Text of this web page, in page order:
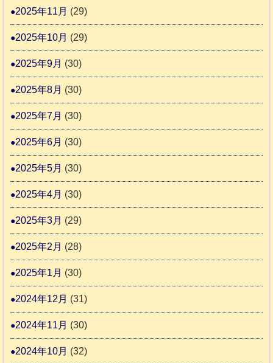
2025年11月 (29)
2025年10月 (29)
2025年9月 (30)
2025年8月 (30)
2025年7月 (30)
2025年6月 (30)
2025年5月 (30)
2025年4月 (30)
2025年3月 (29)
2025年2月 (28)
2025年1月 (30)
2024年12月 (31)
2024年11月 (30)
2024年10月 (32)